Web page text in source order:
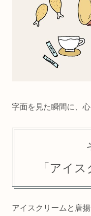
字面を見た瞬間に、
「アイ
アイスクリームと唐